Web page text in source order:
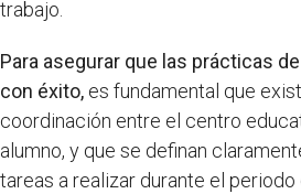
trabajo.
Para asegurar que las prácticas
con éxito, es fundamental que
coordinación entre el centro
alumno, y que se definan
tareas a realizar durante el periodo